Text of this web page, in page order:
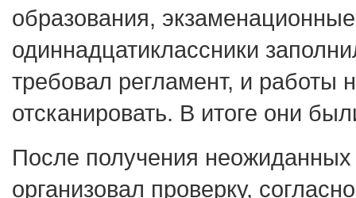
образования,
одиннадцатиклассники
требовал регламент, и работы
отсканировать. В итоге они
После получения неожиданных
организовал проверку,